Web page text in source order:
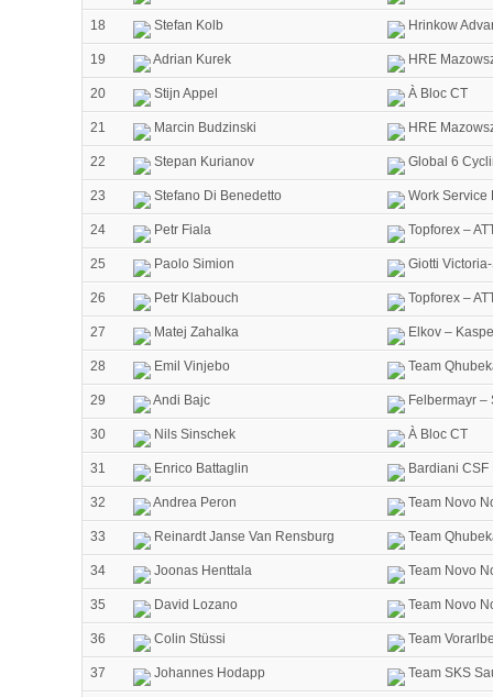
18 Stefan Kolb Hrinkow
19 Adrian Kurek HRE
20 Stijn Appel À Bloc CT
21 Marcin Budzinski HRE
22 Stepan Kurianov Global 6
23 Stefano Di Benedetto Work Service
24 Petr Fiala Topforex –
25 Paolo Simion Giotti
26 Petr Klabouch Topforex –
27 Matej Zahalka Elkov –
28 Emil Vinjebo Team
29 Andi Bajc Felbermayr –
30 Nils Sinschek À Bloc CT
31 Enrico Battaglin Bardiani CSF
32 Andrea Peron Team Novo
33 Reinardt Janse Van Rensburg Team
34 Joonas Henttala Team Novo
35 David Lozano Team Novo
36 Colin Stüssi Team
37 Johannes Hodapp Team SKS